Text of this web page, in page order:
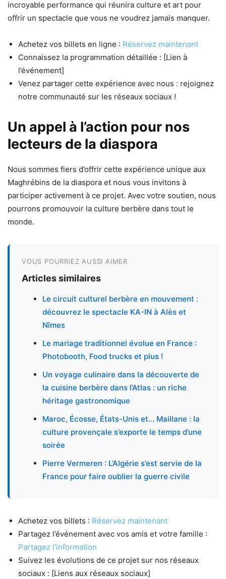
incroyable performance qui réunira culture et art pour
offrir un spectacle que vous ne voudrez jamais manquer.
Achetez vos billets en ligne : Réservez maintenant
Connaissez la programmation détaillée : [Lien à
l’événement]
Venez partager cette expérience avec nous : rejoignez
notre communauté sur les réseaux sociaux !
Un appel à l’action pour nos
lecteurs de la diaspora
Nous sommes fiers d’offrir cette expérience unique aux
Maghrébins de la diaspora et nous vous invitons à
participer activement à ce projet. Avec votre soutien, nous
pourrons promouvoir la culture berbère dans tout le
monde.
VOUS POURRIEZ AUSSI AIMER
Articles similaires
Le circuit culturel berbère en mouvement :
découvrez le spectacle KA-IN à Alès et
Nîmes
Le mariage traditionnel évolue en France :
Photobooth, Food trucks et plus !
Un voyage culinaire dans la découverte de
la cuisine berbère dans l’Atlas : un riche
héritage gastronomique
Maroc, Écosse, États-Unis et… Maillane : la
culture provençale s’exporte le temps d’une
soirée
Pierre Vermeren : L’Algérie s’est servie de la
France pour faire oublier la guerre civile
Achetez vos billets : Réservez maintenant
Partagez l’événement avec vos amis et votre famille :
Partagez l’information
Suivez les évolutions de ce projet sur nos réseaux
sociaux : [Liens aux réseaux sociaux]